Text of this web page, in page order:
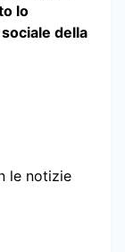
lo
della
le notizie